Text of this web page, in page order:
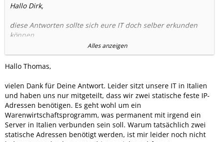
Hallo Dirk,
diese Antworten sollte sich eure IT doch selber erkunden
können.
Wir wissen doch nichts was Ihr aktuelle für einen
Internetanschluss habt und was ihr mit 2 festen IPs machen
Manchmal ist es auch besser den/die Dienste in eine
Rechenzentrum auszulagern wegen Ausfallsicherheit und
solcher Sachen.
Bei vielen Business Anschlüssen ist einen feste IPV4 im Preis
mit drin. IPV6 bekommt man mehr als man benötigt. Eine
Alles anzeigen
Hallo Thomas,
vielen Dank für Deine Antwort. Leider sitzt unsere IT in Italien
und haben uns nur mitgeteilt, dass wir zwei statische feste IP-
Adressen benötigen. Es geht wohl um ein
Warenwirtschaftsprogramm, was permanent mit irgend ein
Server in Italien verbunden sein soll. Warum tatsächlich zwei
statische Adressen benötigt werden, ist mir leider noch nicht